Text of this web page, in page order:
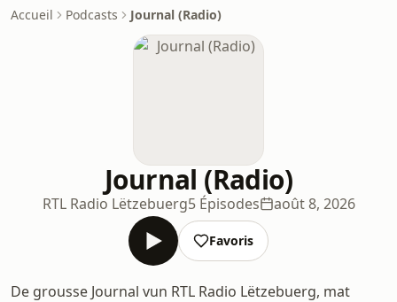
Accueil Podcasts Journal (Radio)
Journal (Radio)
RTL Radio Lëtzebuerg5 Épisodes août 8, 2026
Favoris
De grousse Journal vun RTL Radio Lëtzebuerg, mat